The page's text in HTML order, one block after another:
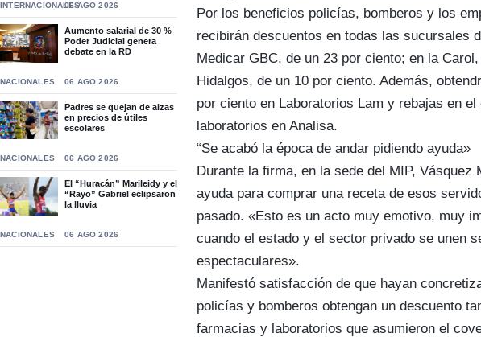
INTERNACIONALES06 AGO 2026
Aumento salarial de 30 %
Poder Judicial genera
debate en la RD
NACIONALES 06 AGO 2026
Padres se quejan de alzas
en precios de útiles
escolares
NACIONALES 06 AGO 2026
El “Huracán” Marileidy y el
“Rayo” Gabriel eclipsaron
la lluvia
NACIONALES 06 AGO 2026
Por los beneficios policías, bomberos y los
recibirán descuentos en todas las sucursales
Medicar GBC, de un 23 por ciento; en la
Hidalgos, de un 10 por ciento. Además,
por ciento en Laboratorios Lam y rebajas en el
laboratorios en Analisa.
“Se acabó la época de andar pidiendo ayuda»
Durante la firma, en la sede del MIP, Vásquez
ayuda para comprar una receta de esos
pasado. «Esto es un acto muy emotivo, muy
cuando el estado y el sector privado se unen
espectaculares».
Manifestó satisfacción de que hayan
policías y bomberos obtengan un descuento
farmacias y laboratorios que asumieron el